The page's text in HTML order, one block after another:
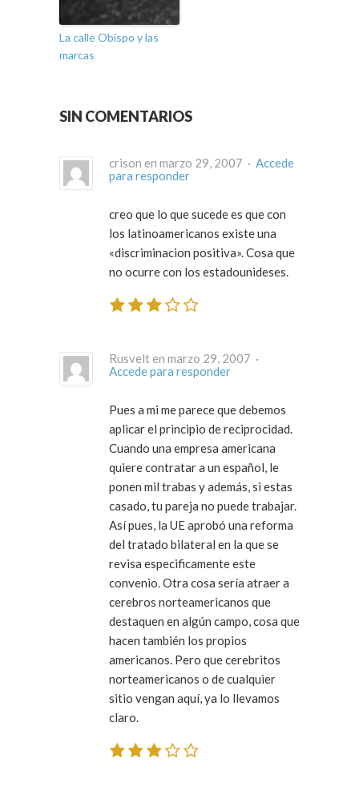
La calle Obispo y las
marcas
SIN COMENTARIOS
crison en marzo 29, 2007 · Accede
para responder
creo que lo que sucede es que con
los latinoamericanos existe una
«discriminacion positiva». Cosa que
no ocurre con los estadounideses.
Rusvelt en marzo 29, 2007 ·
Accede para responder
Pues a mi me parece que debemos
aplicar el principio de reciprocidad.
Cuando una empresa americana
quiere contratar a un español, le
ponen mil trabas y además, si estas
casado, tu pareja no puede trabajar.
Así pues, la UE aprobó una reforma
del tratado bilateral en la que se
revisa especificamente este
convenio. Otra cosa sería atraer a
cerebros norteamericanos que
destaquen en algún campo, cosa que
hacen también los propios
americanos. Pero que cerebritos
norteamericanos o de cualquier
sitio vengan aquí, ya lo llevamos
claro.